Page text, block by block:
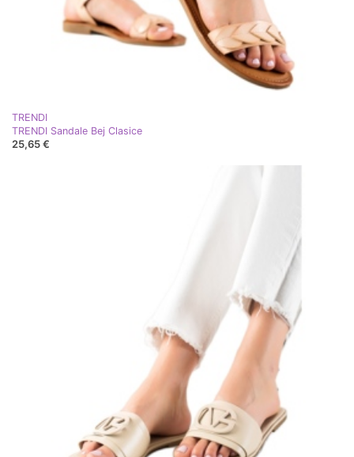
TRENDI
TRENDI Sandale Bej Clasice
25,65 €